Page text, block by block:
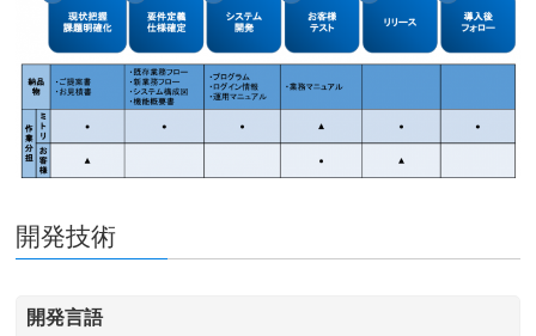
開発技術
開発言語